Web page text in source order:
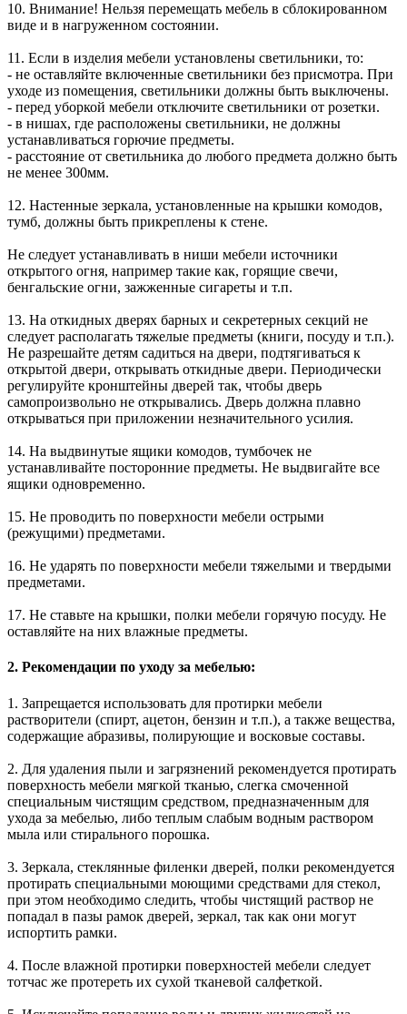
10. Внимание! Нельзя перемещать мебель в сблокированном
виде и в нагруженном состоянии.
11. Если в изделия мебели установлены светильники, то:
- не оставляйте включенные светильники без присмотра. При
уходе из помещения, светильники должны быть выключены.
- перед уборкой мебели отключите светильники от розетки.
- в нишах, где расположены светильники, не должны
устанавливаться горючие предметы.
- расстояние от светильника до любого предмета должно быть
не менее 300мм.
12. Настенные зеркала, установленные на крышки комодов,
тумб, должны быть прикреплены к стене.
Не следует устанавливать в ниши мебели источники
открытого огня, например такие как, горящие свечи,
бенгальские огни, зажженные сигареты и т.п.
13. На откидных дверях барных и секретерных секций не
следует располагать тяжелые предметы (книги, посуду и т.п.).
Не разрешайте детям садиться на двери, подтягиваться к
открытой двери, открывать откидные двери. Периодически
регулируйте кронштейны дверей так, чтобы дверь
самопроизвольно не открывались. Дверь должна плавно
открываться при приложении незначительного усилия.
14. На выдвинутые ящики комодов, тумбочек не
устанавливайте посторонние предметы. Не выдвигайте все
ящики одновременно.
15. Не проводить по поверхности мебели острыми
(режущими) предметами.
16. Не ударять по поверхности мебели тяжелыми и твердыми
предметами.
17. Не ставьте на крышки, полки мебели горячую посуду. Не
оставляйте на них влажные предметы.
2. Рекомендации по уходу за мебелью:
1. Запрещается использовать для протирки мебели
растворители (спирт, ацетон, бензин и т.п.), а также вещества,
содержащие абразивы, полирующие и восковые составы.
2. Для удаления пыли и загрязнений рекомендуется протирать
поверхность мебели мягкой тканью, слегка смоченной
специальным чистящим средством, предназначенным для
ухода за мебелью, либо теплым слабым водным раствором
мыла или стирального порошка.
3. Зеркала, стеклянные филенки дверей, полки рекомендуется
протирать специальными моющими средствами для стекол,
при этом необходимо следить, чтобы чистящий раствор не
попадал в пазы рамок дверей, зеркал, так как они могут
испортить рамки.
4. После влажной протирки поверхностей мебели следует
тотчас же протереть их сухой тканевой салфеткой.